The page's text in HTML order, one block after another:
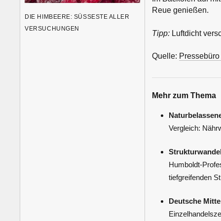
Reue genießen.
Tipp:Luftdicht
Quelle:
Mehr zum Thema
Vergleich:
Humboldt-
tiefgreifenden
Deutsche
DIE HIMBEERE: SÜSSESTE ALLER V
ERSUCHUNGEN